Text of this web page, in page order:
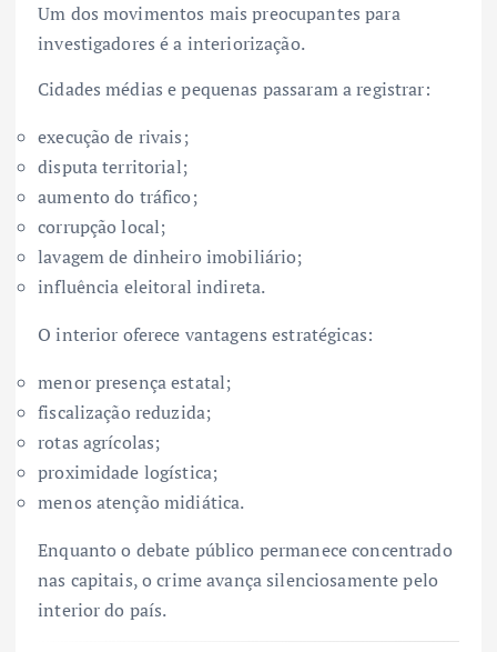
Um dos movimentos mais preocupantes para
investigadores é a interiorização.
Cidades médias e pequenas passaram a registrar:
execução de rivais;
disputa territorial;
aumento do tráfico;
corrupção local;
lavagem de dinheiro imobiliário;
influência eleitoral indireta.
O interior oferece vantagens estratégicas:
menor presença estatal;
fiscalização reduzida;
rotas agrícolas;
proximidade logística;
menos atenção midiática.
Enquanto o debate público permanece concentrado
nas capitais, o crime avança silenciosamente pelo
interior do país.